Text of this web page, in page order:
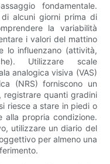
fondamentale.
alcuni giorni prima di
la variabilità
i valori del mattino
lo influenzano (attività,
Utilizzare scale
analogica visiva (VAS)
(NRS) forniscono un
registrare quanti gradini
riesce a stare in piedi o
alla propria condizione.
utilizzare un diario del
per almeno una